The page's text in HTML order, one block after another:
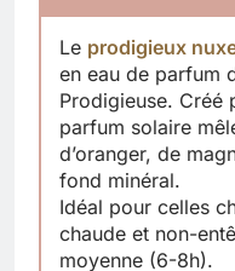
Le prodigieux
en eau de parfum
Prodigieuse. Créé
parfum solaire
d’oranger, de
fond minéral.
Idéal pour celles
chaude et non-
moyenne (6-8h).